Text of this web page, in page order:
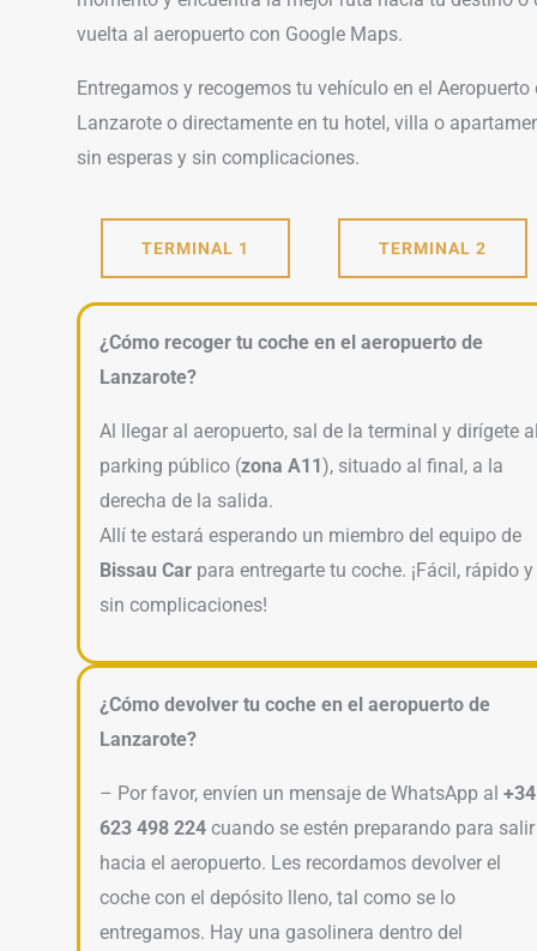
vuelta al aeropuerto con Google Maps.
Entregamos y recogemos tu vehículo en el Aeropuerto
Lanzarote o directamente en tu hotel, villa o
sin esperas y sin complicaciones.
TERMINAL 1 TERMINAL 2
¿Cómo recoger tu coche en el aeropuerto de
Lanzarote?
Al llegar al aeropuerto, sal de la terminal y dirígete al
parking público (zona A11), situado al final, a la
derecha de la salida.
Allí te estará esperando un miembro del equipo de
Bissau Car para entregarte tu coche. ¡Fácil, rápido y
sin complicaciones!
¿Cómo devolver tu coche en el aeropuerto de
Lanzarote?
– Por favor, envíen un mensaje de WhatsApp al +34
623 498 224 cuando se estén preparando para salir
hacia el aeropuerto. Les recordamos devolver el
coche con el depósito lleno, tal como se lo
entregamos. Hay una gasolinera dentro del